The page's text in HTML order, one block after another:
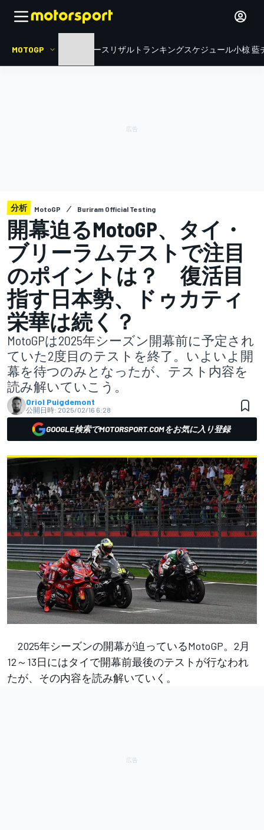
MOTOGP ニュース リザルト ランキングスケジュール小椋 藍
分析 MotoGP Buriram Official Testing
開幕迫るMotoGP、タイ・
ブリーラムテストで注目
のポイントは？ 復活目
指す日本勢、ドゥカティ
栄華は続く？
MotoGPは2025年シーズン開幕前に予定され
ていた2度目のテストを終了。いよいよ開
幕を待つのみとなったが、テスト内容を
読み解いていこう。
Oriol Puigdemont
公開日時: 2025/02/16 6:28
GOOGLE検索でMOTORSPORT.COMをお気に入り登録
2025年シーズンの開幕が迫っているMotoGP。2月
12～13日にはタイで開幕前最後のテストが行なわれ
たが、その内容を読み解いていく。